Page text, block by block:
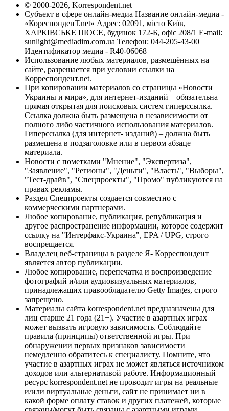
© 2000-2026, Korrespondent.net
Субъект в сфере онлайн-медиа Название онлайн-медиа -
«КореспонденТ.net» Адрес: 02091, місто Київ,
ХАРКІВСЬКЕ ШОСЕ, будинок 172-Б, офіс 208/1 E-mail:
sunlight@mediadim.com.ua Телефон: 044-205-43-00
Идентификатор медиа - R40-06068
Использование любых материалов, размещённых на
сайте, разрешается при условии ссылки на
Корреспондент.net.
При копировании материалов со страницы «Новости
Украины и мира», для интернет-изданий – обязательна
прямая открытая для поисковых систем гиперссылка.
Ссылка должна быть размещена в независимости от
полного либо частичного использования материалов.
Гиперссылка (для интернет- изданий) – должна быть
размещена в подзаголовке или в первом абзаце
материала.
Новости с пометками "Мнение", "Экспертиза",
"Заявление", "Регионы", "Деньги", "Власть", "Выборы",
"Тест-драйв", "Спецпроекты", "Промо" публикуются на
правах рекламы.
Раздел Спецпроекты создается совместно с
коммерческими партнерами.
Любое копирование, публикация, републикация и
другое распространение информации, которое содержит
ссылку на "Интерфакс-Украина", EPA / UPG, строго
воспрещается.
Владелец веб-страницы в разделе Я- Корреспондент
является автор публикации.
Любое копирование, перепечатка и воспроизведение
фотографий и/или аудиовизуальных материалов,
принадлежащих правообладателю Getty Images, строго
запрещено.
Материалы сайта korrespondent.net предназначены для
лиц старше 21 года (21+). Участие в азартных играх
может вызвать игровую зависимость. Соблюдайте
правила (принципы) ответственной игры. При
обнаружении первых признаков зависимости
немедленно обратитесь к специалисту. Помните, что
участие в азартных играх не может являться источником
доходов или альтернативой работе. Информационный
ресурс korrespondent.net не проводит игры на реальные
и/или виртуальные деньги, сайт не принимает ни в
какой форме оплату ставок и других платежей, которые